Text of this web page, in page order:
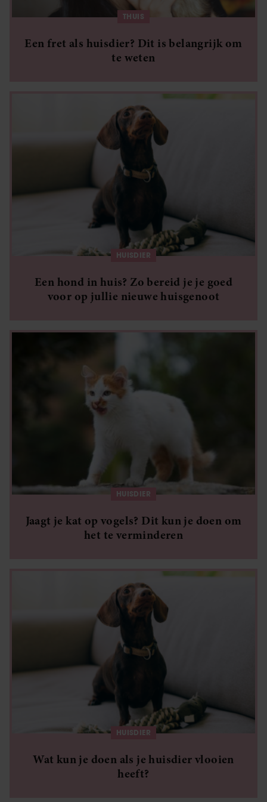
gaat akkoord met onze cookies als u onze website blijft
THUIS
Een fret als huisdier? Dit is belangrijk om
te weten
HUISDIER
Een hond in huis? Zo bereid je je goed
voor op jullie nieuwe huisgenoot
HUISDIER
Jaagt je kat op vogels? Dit kun je doen om
het te verminderen
HUISDIER
Wat kun je doen als je huisdier vlooien
heeft?